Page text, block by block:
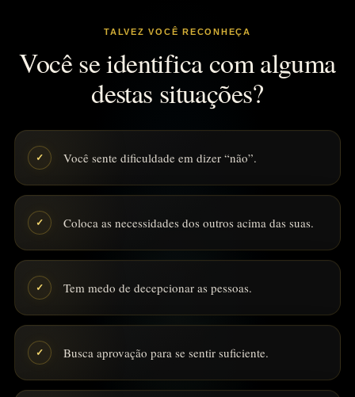
TALVEZ VOCÊ RECONHEÇA
Você se identifica com alguma
destas situações?
✓ Você sente dificuldade em dizer “não”.
✓ Coloca as necessidades dos outros acima das suas.
✓ Tem medo de decepcionar as pessoas.
✓ Busca aprovação para se sentir suficiente.